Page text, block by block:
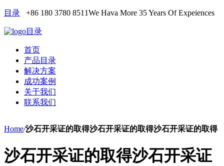
目录 +86 180 3780 8511We Hava More 35 Years Of Expeiences
目录
首页
产品目录
解决方案
成功案例
关于我们
联系我们
Home/沙石开采证的取得沙石开采证的取得沙石开采证的取得
沙石开采证的取得沙石开采证